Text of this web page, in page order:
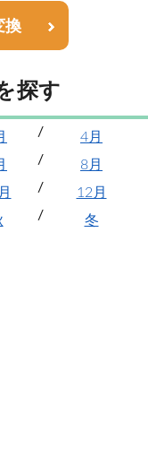
換
探す
4月
8月
12月
冬